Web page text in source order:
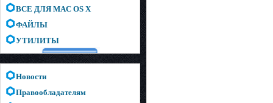
ВСЕ ДЛЯ MAC OS X
ФАЙЛЫ
УТИЛИТЫ
Новости
Правообладателям